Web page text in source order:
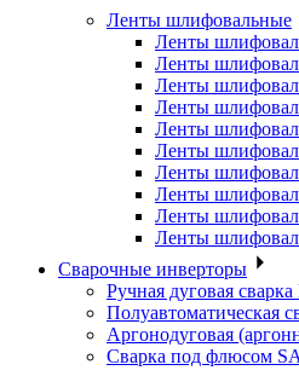
Ленты шлифовальные
Ленты
Ленты
Ленты
Ленты
Ленты
Ленты
Ленты
Ленты
Ленты
Ленты
Сварочные инверторы
Ручная дуговая
Полуавтоматическая
Аргонодуговая
Сварка под флюсом